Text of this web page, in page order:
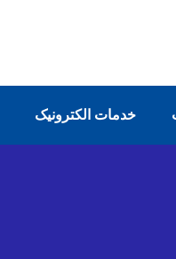
خدمات الکترونیک